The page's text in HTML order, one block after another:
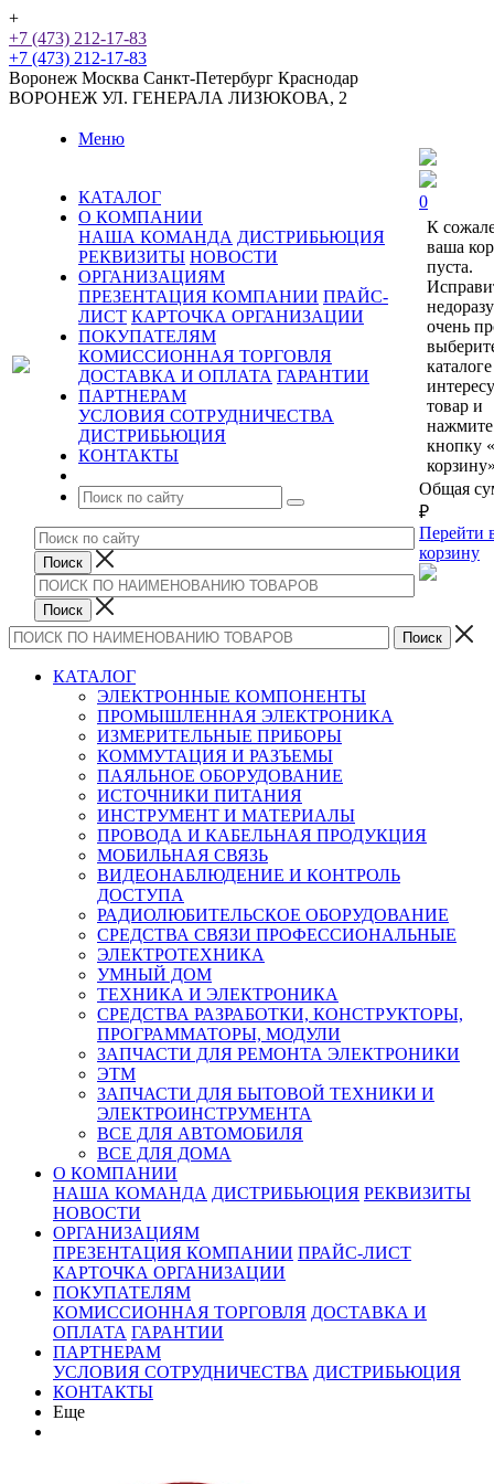
+
+7 (473) 212-17-83
+7 (473) 212-17-83
Воронеж Москва Санкт-Петербург Краснодар
ВОРОНЕЖ УЛ. ГЕНЕРАЛА ЛИЗЮКОВА, 2
Меню
КАТАЛОГ
О КОМПАНИИ
НАША КОМАНДА ДИСТРИБЬЮЦИЯ
РЕКВИЗИТЫ НОВОСТИ
ОРГАНИЗАЦИЯМ
ПРЕЗЕНТАЦИЯ КОМПАНИИ ПРАЙС-
ЛИСТ КАРТОЧКА ОРГАНИЗАЦИИ
ПОКУПАТЕЛЯМ
КОМИССИОННАЯ ТОРГОВЛЯ
ДОСТАВКА И ОПЛАТА ГАРАНТИИ
ПАРТНЕРАМ
УСЛОВИЯ СОТРУДНИЧЕСТВА
ДИСТРИБЬЮЦИЯ
КОНТАКТЫ
0
К
ваша
пуста.
очень
каталоге
товар и
нажмите
кнопку
Общая
₽
Перейти
корзину
КАТАЛОГ
ЭЛЕКТРОННЫЕ КОМПОНЕНТЫ
ПРОМЫШЛЕННАЯ ЭЛЕКТРОНИКА
ИЗМЕРИТЕЛЬНЫЕ ПРИБОРЫ
КОММУТАЦИЯ И РАЗЪЕМЫ
ПАЯЛЬНОЕ ОБОРУДОВАНИЕ
ИСТОЧНИКИ ПИТАНИЯ
ИНСТРУМЕНТ И МАТЕРИАЛЫ
ПРОВОДА И КАБЕЛЬНАЯ ПРОДУКЦИЯ
МОБИЛЬНАЯ СВЯЗЬ
ВИДЕОНАБЛЮДЕНИЕ И КОНТРОЛЬ
ДОСТУПА
РАДИОЛЮБИТЕЛЬСКОЕ ОБОРУДОВАНИЕ
СРЕДСТВА СВЯЗИ ПРОФЕССИОНАЛЬНЫЕ
ЭЛЕКТРОТЕХНИКА
УМНЫЙ ДОМ
ТЕХНИКА И ЭЛЕКТРОНИКА
СРЕДСТВА РАЗРАБОТКИ, КОНСТРУКТОРЫ,
ПРОГРАММАТОРЫ, МОДУЛИ
ЗАПЧАСТИ ДЛЯ РЕМОНТА ЭЛЕКТРОНИКИ
ЭТМ
ЗАПЧАСТИ ДЛЯ БЫТОВОЙ ТЕХНИКИ И
ЭЛЕКТРОИНСТРУМЕНТА
ВСЕ ДЛЯ АВТОМОБИЛЯ
ВСЕ ДЛЯ ДОМА
О КОМПАНИИ
НАША КОМАНДА ДИСТРИБЬЮЦИЯ РЕКВИЗИТЫ
НОВОСТИ
ОРГАНИЗАЦИЯМ
ПРЕЗЕНТАЦИЯ КОМПАНИИ ПРАЙС-ЛИСТ
КАРТОЧКА ОРГАНИЗАЦИИ
ПОКУПАТЕЛЯМ
КОМИССИОННАЯ ТОРГОВЛЯ ДОСТАВКА И
ОПЛАТА ГАРАНТИИ
ПАРТНЕРАМ
УСЛОВИЯ СОТРУДНИЧЕСТВА ДИСТРИБЬЮЦИЯ
КОНТАКТЫ
Еще